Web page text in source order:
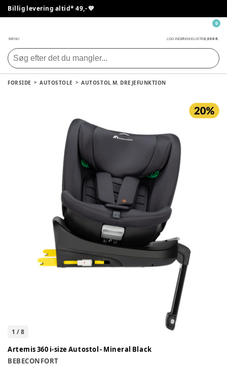
Billig levering altid* 49,- 💙
MENU LOG INDØNSKELISTE0,00 KR.
0
FORSIDE AUTOSTOLE AUTOSTOL M. DREJEFUNKTION
1 /8
Artemis 360 i-size Autostol - Mineral Black
BEBECONFORT